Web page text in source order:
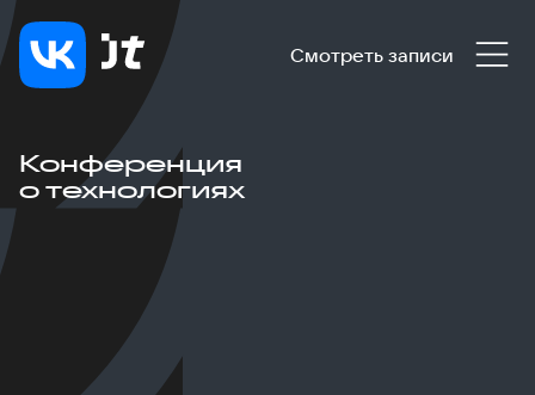
Смотреть записи
Конференция
о технологиях